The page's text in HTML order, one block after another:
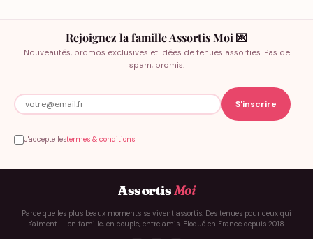
Rejoignez la famille Assortis Moi 💌
Nouveautés, promos exclusives et idées de tenues assorties. Pas de
spam, promis.
J'accepte lestermes & conditions
AssortisMoi
Parce que les plus beaux moments se vivent assortis. Des tenues pour ceux qui
s'aiment — en famille, en couple, entre amis. Floqué en France depuis 2018.